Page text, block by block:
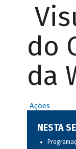
do
da
Ações
NESTA